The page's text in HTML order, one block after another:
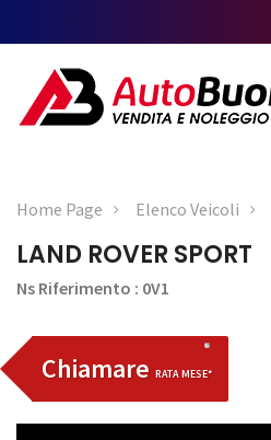
Home Page Elenco Veicoli
LAND ROVER SPORT
Ns Riferimento : 0V1
Chiamare RATA MESE*